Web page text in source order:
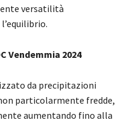
versatilità
l’equilibrio.
Vendemmia 2024
da precipitazioni
particolarmente fredde,
aumentando fino alla